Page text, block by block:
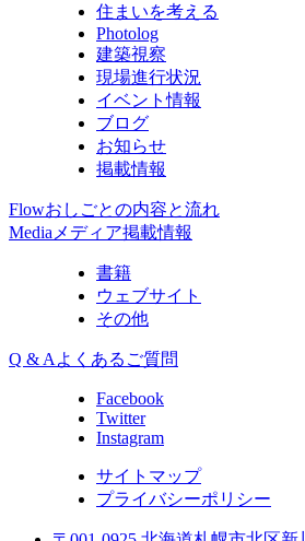
住まいを考える
Photolog
建築視察
現場進行状況
イベント情報
ブログ
お知らせ
掲載情報
Flowおしごとの内容と流れ
Media メディア掲載情報
書籍
ウェブサイト
その他
Q & A よくあるご質問
Facebook
Twitter
Instagram
サイトマップ
プライバシーポリシー